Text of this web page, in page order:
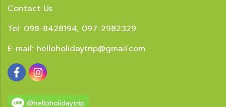
Contact Us
Tel: 098-8428194, 097-2982329
E-mail: helloholidaytrip@gmail.com
@helloholidaytrip